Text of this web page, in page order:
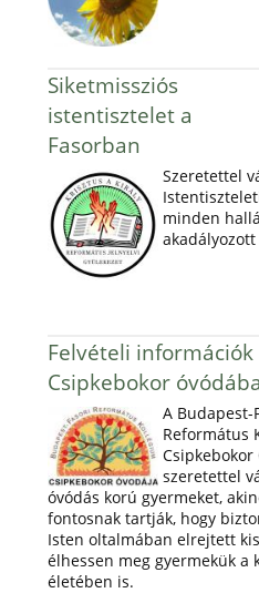
Siketmissziós
istentisztelet a
Fasorban
Szeretettel
minden
Felvételi információk
Csipkebokor óvódába
A Budapest-
Református
Csipkebokor
szeretettel
óvódás korú gyermeket,
fontosnak tartják, hogy
Isten oltalmában elrejtett
élhessen meg gyermekük a
életében is.